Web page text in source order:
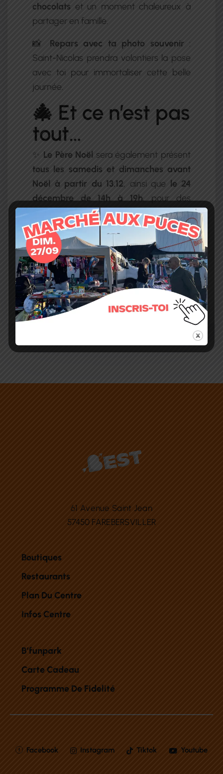
chocolats et un moment chaleureux à
partager en famille.
📸 Repars avec ta photo souvenir:
Saint-Nicolas prendra volontiers la pose
avec toi pour immortaliser cette belle
journée.
🎄 Et ce n’est pas
tout…
✨ Le Père Noël sera également présent
tous les samedis et dimanches avant
Noël à partir du 13.12, ainsi que le 24
décembre de 14h à 19h, pour des
photos magiques et des instants
inoubliables.
🛍️ Le centre sera aussiouvert tous les
dimanches de 11h à 19hpour vos
emplettes de fin d’année !
61 Avenue Saint Jean
57450 FAREBERSVILLER
Boutiques
Restaurants
Plan Du Centre
Infos Centre
B’funpark
Carte Cadeau
Programme De Fidelité
Facebook Instagram Tiktok Youtube